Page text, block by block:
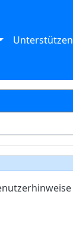
Unterstützen